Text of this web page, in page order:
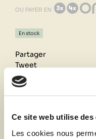
Ce site web utilise des
Les cookies nous
OU PAYER EN
En stock
Partager
Tweet
Pinterest
Retrait de votre
magasin
Paiement 100%